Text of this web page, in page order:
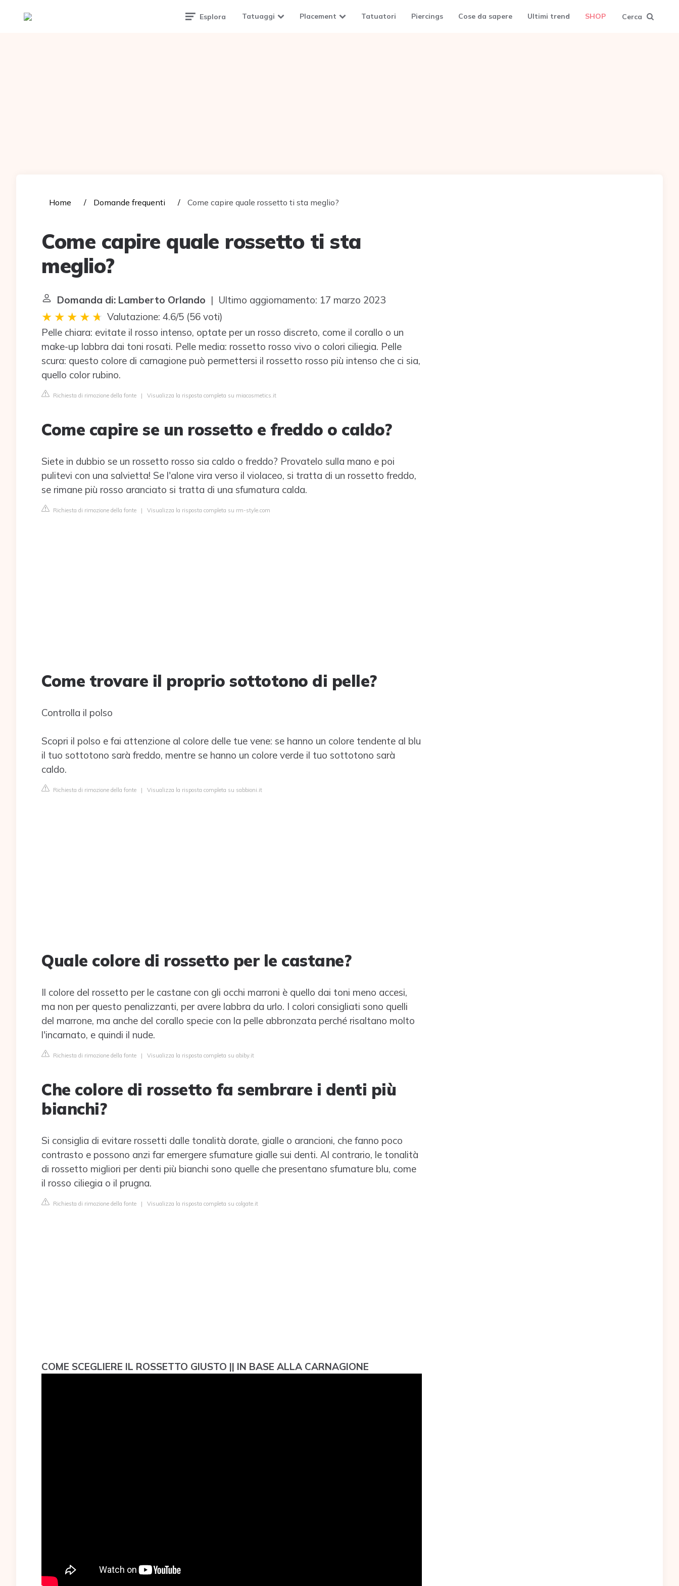
Tattoomuse.it Esplora Tatuaggi Placement Tatuatori Piercings Cose da sapere Ultimi trend SHOP Cerca
Home Domande frequenti Come capire quale rossetto ti sta meglio?
Come capire quale rossetto ti sta
meglio?
Domanda di: Lamberto Orlando | Ultimo aggiornamento: 17 marzo 2023
Valutazione: 4.6/5 (56 voti)
Pelle chiara: evitate il rosso intenso, optate per un rosso discreto, come il corallo o un
make-up labbra dai toni rosati. Pelle media: rossetto rosso vivo o colori ciliegia. Pelle
scura: questo colore di carnagione può permettersi il rossetto rosso più intenso che ci sia,
quello color rubino.
Richiesta di rimozione della fonte | Visualizza la risposta completa su miacosmetics.it
Come capire se un rossetto e freddo o caldo?
Siete in dubbio se un rossetto rosso sia caldo o freddo? Provatelo sulla mano e poi
pulitevi con una salvietta! Se l'alone vira verso il violaceo, si tratta di un rossetto freddo,
se rimane più rosso aranciato si tratta di una sfumatura calda.
Richiesta di rimozione della fonte | Visualizza la risposta completa su rm-style.com
Come trovare il proprio sottotono di pelle?
Controlla il polso
Scopri il polso e fai attenzione al colore delle tue vene: se hanno un colore tendente al blu
il tuo sottotono sarà freddo, mentre se hanno un colore verde il tuo sottotono sarà
caldo.
Richiesta di rimozione della fonte | Visualizza la risposta completa su sabbioni.it
Quale colore di rossetto per le castane?
Il colore del rossetto per le castane con gli occhi marroni è quello dai toni meno accesi,
ma non per questo penalizzanti, per avere labbra da urlo. I colori consigliati sono quelli
del marrone, ma anche del corallo specie con la pelle abbronzata perché risaltano molto
l'incarnato, e quindi il nude.
Richiesta di rimozione della fonte | Visualizza la risposta completa su abiby.it
Che colore di rossetto fa sembrare i denti più
bianchi?
Si consiglia di evitare rossetti dalle tonalità dorate, gialle o arancioni, che fanno poco
contrasto e possono anzi far emergere sfumature gialle sui denti. Al contrario, le tonalità
di rossetto migliori per denti più bianchi sono quelle che presentano sfumature blu, come
il rosso ciliegia o il prugna.
Richiesta di rimozione della fonte | Visualizza la risposta completa su colgate.it
COME SCEGLIERE IL ROSSETTO GIUSTO || IN BASE ALLA CARNAGIONE